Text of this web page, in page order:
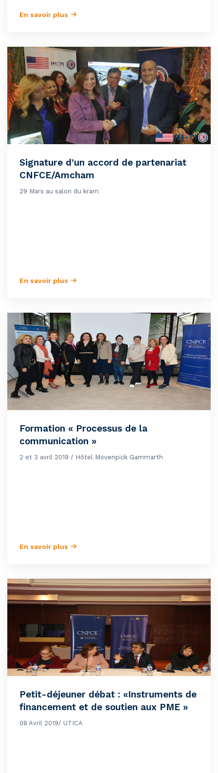
En savoir plus
Signature d’un accord de partenariat
CNFCE/Amcham
29 Mars au salon du kram
En savoir plus
Formation « Processus de la
communication »
2 et 3 avril 2019 / Hôtel Mövenpick Gammarth
En savoir plus
Petit-déjeuner débat : «Instruments de
financement et de soutien aux PME »
08 Avril 2019/ UTICA